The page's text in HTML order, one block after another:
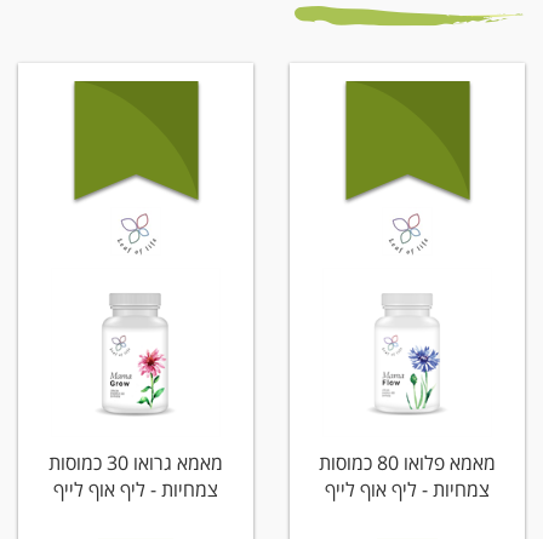
מאמא פלואו 80 כמוסות
צמחיות - ליף אוף לייף
מאמא גרואו 30 כמוסות
צמחיות - ליף אוף לייף